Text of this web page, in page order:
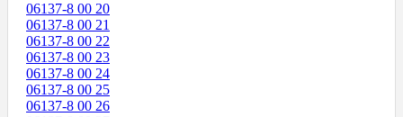
06137-8 00 20
06137-8 00 21
06137-8 00 22
06137-8 00 23
06137-8 00 24
06137-8 00 25
06137-8 00 26